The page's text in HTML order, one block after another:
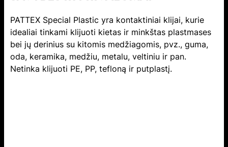
PATTEX Special Plastic yra kontaktiniai klijai, kurie
idealiai tinkami klijuoti kietas ir minkštas plastmases
bei jų derinius su kitomis medžiagomis, pvz., guma,
oda, keramika, medžiu, metalu, veltiniu ir pan.
Netinka klijuoti PE, PP, tefloną ir putplastį.